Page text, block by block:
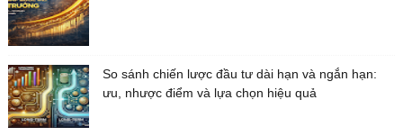
So sánh chiến lược đầu tư dài hạn và ngắn hạn:
ưu, nhược điểm và lựa chọn hiệu quả